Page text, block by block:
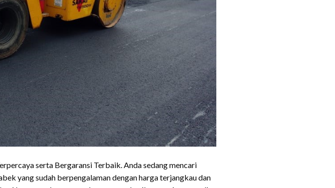
serta Bergaransi Terbaik. Anda sedang mencari
yang sudah berpengalaman dengan harga terjangkau dan